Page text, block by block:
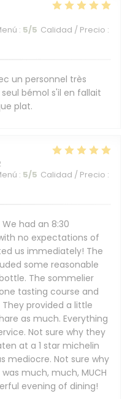
: 5/5 Calidad / Precio :
un personnel très
bémol s'il en fallait
plat.
: 5/5 Calidad / Precio :
had an 8:30
no expectations of
us immediately! The
some reasonable
The sommelier
tasting course and
provided a little
as much. Everything
Not sure why they
at a 1 star michelin
mediocre. Not sure why
much, much, MUCH
evening of dining!